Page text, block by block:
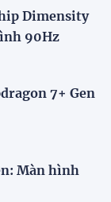
Dimensity
90Hz
7+ Gen
Màn hình